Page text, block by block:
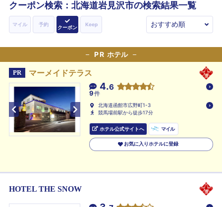
クーポン検索： 北海道岩見沢市の検索結果一覧
マイル 予約 クーポン Keep
PR ホテル
PR マーメイドテラス
4.6
9件
北海道函館市広野町1-3
競馬場前駅から徒歩17分
ホテル公式サイトへ マイル
お気に入りホテルに登録
HOTEL THE SNOW